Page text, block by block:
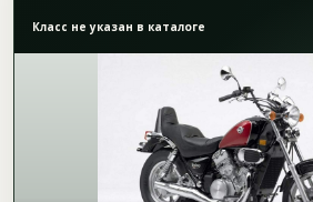
Класс не указан в каталоге